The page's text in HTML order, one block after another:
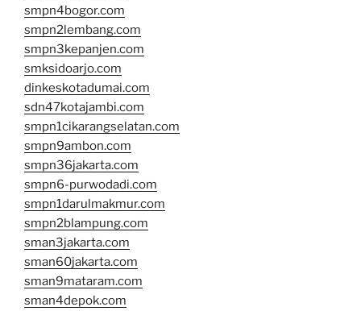
smpn4bogor.com
smpn2lembang.com
smpn3kepanjen.com
smksidoarjo.com
dinkeskotadumai.com
sdn47kotajambi.com
smpn1cikarangselatan.com
smpn9ambon.com
smpn36jakarta.com
smpn6-purwodadi.com
smpn1darulmakmur.com
smpn2blampung.com
sman3jakarta.com
sman60jakarta.com
sman9mataram.com
sman4depok.com